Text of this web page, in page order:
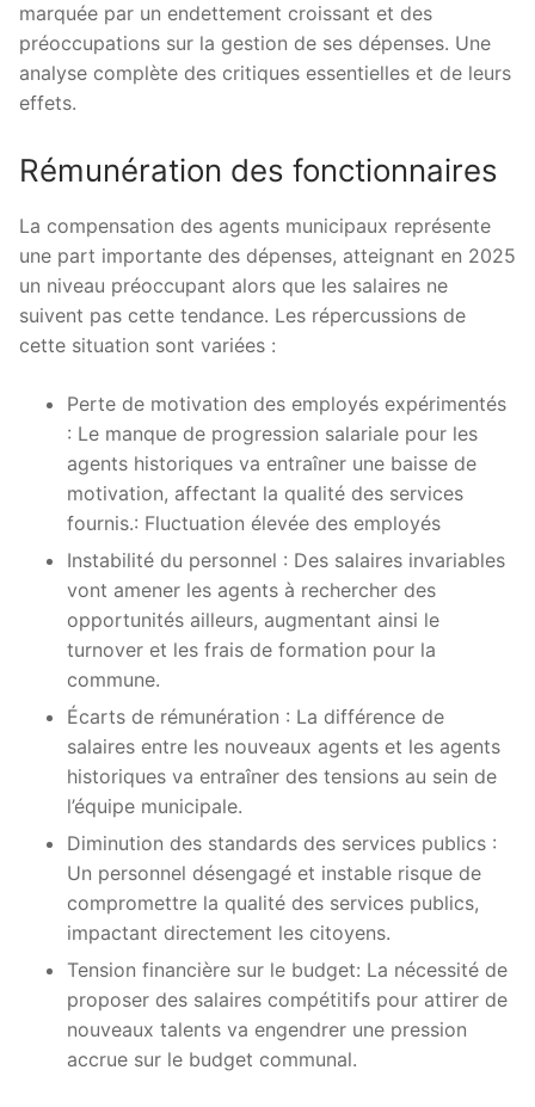
marquée par un endettement croissant et des
préoccupations sur la gestion de ses dépenses. Une
analyse complète des critiques essentielles et de leurs
effets.
Rémunération des fonctionnaires
La compensation des agents municipaux représente
une part importante des dépenses, atteignant en 2025
un niveau préoccupant alors que les salaires ne
suivent pas cette tendance. Les répercussions de
cette situation sont variées :
Perte de motivation des employés expérimentés
: Le manque de progression salariale pour les
agents historiques va entraîner une baisse de
motivation, affectant la qualité des services
fournis.: Fluctuation élevée des employés
Instabilité du personnel : Des salaires invariables
vont amener les agents à rechercher des
opportunités ailleurs, augmentant ainsi le
turnover et les frais de formation pour la
commune.
Écarts de rémunération : La différence de
salaires entre les nouveaux agents et les agents
historiques va entraîner des tensions au sein de
l’équipe municipale.
Diminution des standards des services publics :
Un personnel désengagé et instable risque de
compromettre la qualité des services publics,
impactant directement les citoyens.
Tension financière sur le budget: La nécessité de
proposer des salaires compétitifs pour attirer de
nouveaux talents va engendrer une pression
accrue sur le budget communal.